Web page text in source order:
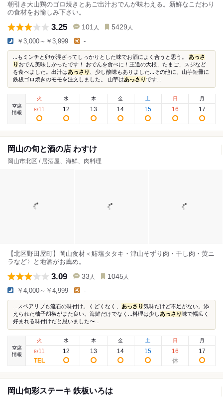
朝引き大山鶏のゴロ焼きとあご出汁おでんが味わえる。新鮮なこだわり
の食材をお愉しみ下さい。
3.25 101 人 5429 人
￥3,000～￥3,999 -
...もミンチと卵が混ざってしっかりとした味でお酒によく合うと思う。 あっさ
り おでん美味しかったです！ おでんを食べに！王道の大根、たまご、スジなど
を食べました。出汁はあっさり
、少し酸味もありました...その他に、山芋短冊に
鉄板ゴロ焼きのモモを注文しました。 山芋はあっさりです...
空席
情報
火
8/11
水
12
木
13
金
14
土
15
日
16
月
17
岡山の旬と酒の店 わすけ
岡山市北区 / 居酒屋、海鮮、肉料理
【北区野田屋町】岡山食材＜鰆塩タタキ・津山そずり肉・干し肉・黄ニ
ラなど〉と地酒がお薦め。
3.09 33 人 1045 人
￥4,000～￥4,999 -
...スペアリブも流石の味付け。くどくなく、 あっさり気味だけど不足がない。添
えられた柚子胡椒がまた良い。海鮮だけでなく...料理は少し あっさり 味で幅広く
好まれる味付けだと思いました〜...
空席
情報
火
8/11
水
12
木
13
金
14
土
15
日
16
月
17
岡山旬彩ステーキ 鉄板いろは